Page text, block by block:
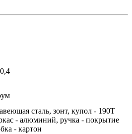
сталь, зонт, купол - 190Т
- алюминий, ручка - покрытие
- картон